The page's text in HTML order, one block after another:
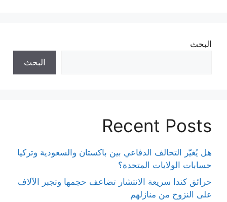
البحث
البحث
Recent Posts
هل يُغيّر التحالف الدفاعي بين باكستان والسعودية وتركيا
حسابات الولايات المتحدة؟
حرائق كندا سريعة الانتشار تضاعف حجمها وتجبر الآلاف
على النزوح من منازلهم